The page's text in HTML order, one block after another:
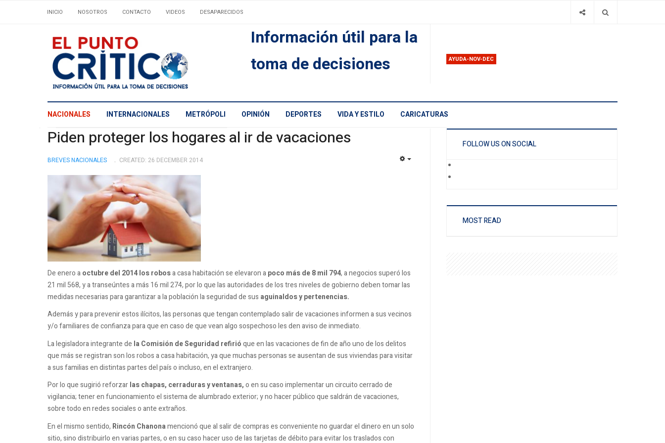
INICIO NOSOTROS CONTACTO VIDEOS DESAPARECIDOS
Información útil para la
toma de decisiones
AYUDA-NOV-DEC
NACIONALES INTERNACIONALES METRÓPOLI OPINIÓN DEPORTES VIDA Y ESTILO CARICATURAS
Piden proteger los hogares al ir de vacaciones
BREVES NACIONALES CREATED: 26 DECEMBER 2014
De enero aoctubre del 2014 los robosa casa habitación se elevaron apoco más de 8 mil 794, a negocios superó los
21 mil 568, y a transeúntes a más 16 mil 274, por lo que las autoridades de los tres niveles de gobierno deben tomar las
medidas necesarias para garantizar a la población la seguridad de sus aguinaldos y pertenencias.
Además y para prevenir estos ilícitos, las personas que tengan contemplado salir de vacaciones informen a sus vecinos
y/o familiares de confianza para que en caso de que vean algo sospechoso les den aviso de inmediato.
La legisladora integrante de la Comisión de Seguridad refirióque en las vacaciones de fin de año uno de los delitos
que más se registran son los robos a casa habitación, ya que muchas personas se ausentan de sus viviendas para visitar
a sus familias en distintas partes del país o incluso, en el extranjero.
Por lo que sugirió reforzarlas chapas, cerraduras y ventanas,o en su caso implementar un circuito cerrado de
vigilancia; tener en funcionamiento el sistema de alumbrado exterior; y no hacer público que saldrán de vacaciones,
sobre todo en redes sociales o ante extraños.
En el mismo sentido, Rincón Chanonamencionó que al salir de compras es conveniente no guardar el dinero en un solo
sitio, sino distribuirlo en varias partes, o en su caso hacer uso de las tarjetas de débito para evitar los traslados con
FOLLOW US ON SOCIAL
MOST READ